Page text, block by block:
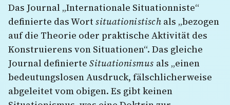
Das Journal „Internationale Situationniste“
definierte das Wortsituationistisch als „bezogen
auf die Theorie oder praktische Aktivität des
Konstruierens von Situationen“. Das gleiche
Journal definierteSituationismus als „einen
bedeutungslosen Ausdruck, fälschlicherweise
abgeleitet vom obigen. Es gibt keinen